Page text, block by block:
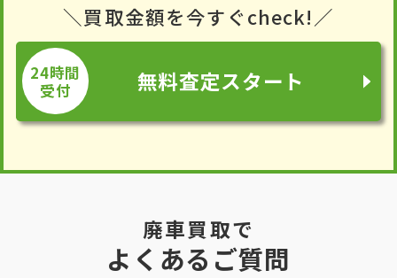
＼買取金額を今すぐcheck!／
24時間
受付
無料査定スタート
廃車買取で
よくあるご質問